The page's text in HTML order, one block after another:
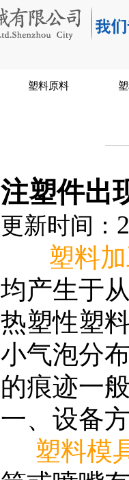
塑料原料
注塑件出
更新时间：
塑料
均产生于
热塑性塑
小气泡分
的痕迹一
一、设备
塑料模